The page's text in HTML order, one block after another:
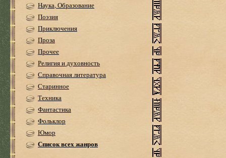
Наука, Образование
Поэзия
Приключения
Проза
Прочее
Религия и духовность
Справочная литература
Старинное
Техника
Фантастика
Фольклор
Юмор
Список всех жанров